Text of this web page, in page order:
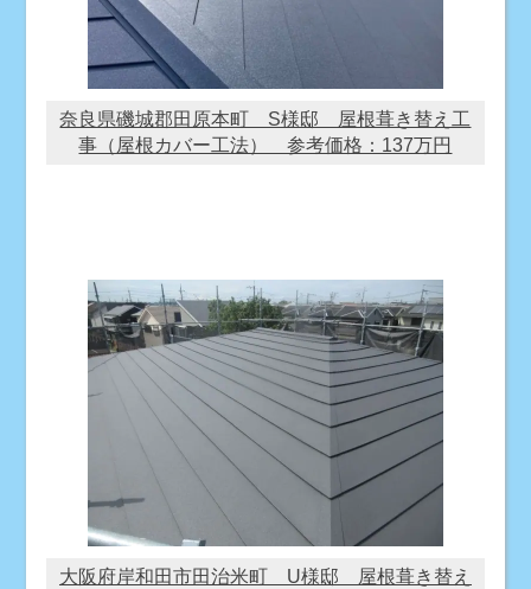
奈良県磯城郡田原本町 S様邸 屋根葺き替え工
事（屋根カバー工法） 参考価格：137万円
大阪府岸和田市田治米町 U様邸 屋根葺き替え